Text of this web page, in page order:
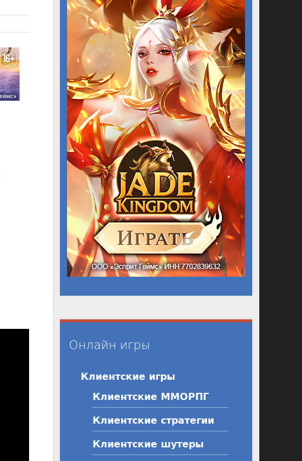
Онлайн игры
Клиентские игры
Клиентские ММОРПГ
Клиентские стратегии
Клиентские шутеры